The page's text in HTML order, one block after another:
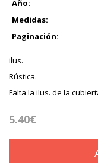
Año:
Medidas:
Paginación:
ilus.
Rústica.
Falta la ilus. de la
5.40€